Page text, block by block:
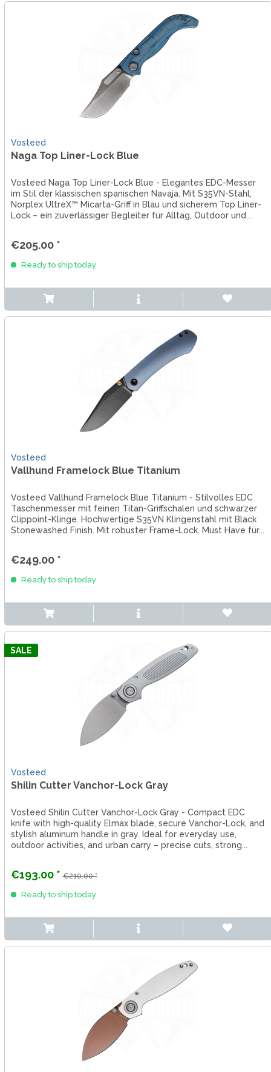
Vosteed
Naga Top Liner-Lock Blue
Vosteed Naga Top Liner-Lock Blue - Elegantes EDC-Messer
im Stil der klassischen spanischen Navaja. Mit S35VN-Stahl,
Norplex UltreX™ Micarta-Griff in Blau und sicherem Top Liner-
Lock – ein zuverlässiger Begleiter für Alltag, Outdoor und...
€205.00 *
Ready to ship today
Vosteed
Vallhund Framelock Blue Titanium
Vosteed Vallhund Framelock Blue Titanium - Stilvolles EDC
Taschenmesser mit feinen Titan-Griffschalen und schwarzer
Clippoint-Klinge. Hochwertige S35VN Klingenstahl mit Black
Stonewashed Finish. Mit robuster Frame-Lock. Must Have für...
€249.00 *
Ready to ship today
SALE
Vosteed
Shilin Cutter Vanchor-Lock Gray
Vosteed Shilin Cutter Vanchor-Lock Gray - Compact EDC
knife with high-quality Elmax blade, secure Vanchor-Lock, and
stylish aluminum handle in gray. Ideal for everyday use,
outdoor activities, and urban carry – precise cuts, strong...
€193.00 * €210.00 *
Ready to ship today